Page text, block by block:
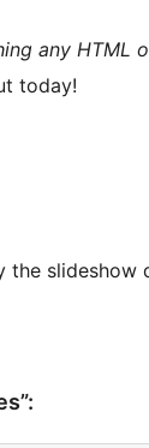
any HTML
today!
the slideshow